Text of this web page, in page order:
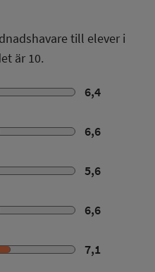
till elever i
är 10.
6,4
6,6
5,6
6,6
7,1